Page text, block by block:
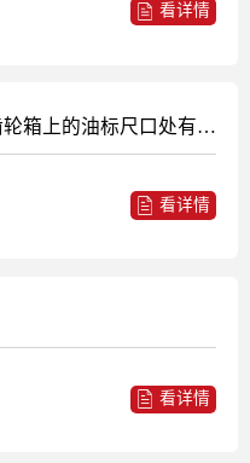
看详情
挖机玉柴135回转马达减速机齿轮箱上的油标尺口处有液压油冒出
看详情
看详情